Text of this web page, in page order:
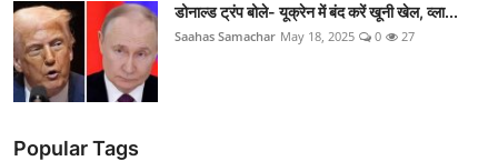
डोनाल्ड ट्रंप बोले- यूक्रेन में बंद करें खूनी खेल, व्ला...
Saahas Samachar May 18, 2025 0 27
Popular Tags